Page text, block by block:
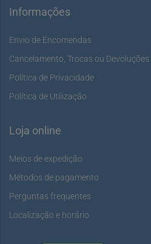
Informações
Envio de Encomendas
Cancelamento, Trocas ou Devoluções
Política de Privacidade
Política de Utilização
Loja online
Meios de expedição
Métodos de pagamento
Perguntas frequentes
Localização e horário